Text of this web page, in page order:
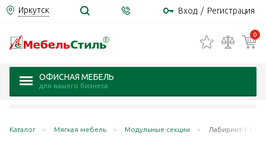
Иркутск Вход / Регистрация
0
ОФИСНАЯ МЕБЕЛЬ
для вашего бизнеса
Каталог Мягкая мебель Модульные секции Лабиринт-1